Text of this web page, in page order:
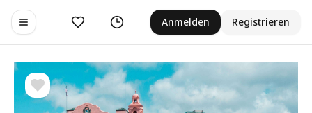
Toggle navigation menu
Gefällt mirVerlauf Anmelden Registrieren